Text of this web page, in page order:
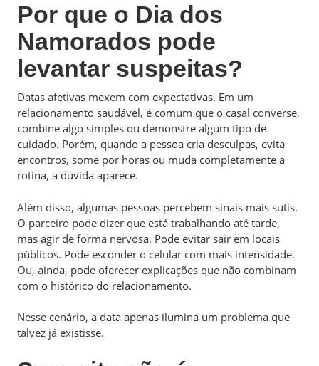
Por que o Dia dos
Namorados pode
levantar suspeitas?
Datas afetivas mexem com expectativas. Em um
relacionamento saudável, é comum que o casal converse,
combine algo simples ou demonstre algum tipo de
cuidado. Porém, quando a pessoa cria desculpas, evita
encontros, some por horas ou muda completamente a
rotina, a dúvida aparece.
Além disso, algumas pessoas percebem sinais mais sutis.
O parceiro pode dizer que está trabalhando até tarde,
mas agir de forma nervosa. Pode evitar sair em locais
públicos. Pode esconder o celular com mais intensidade.
Ou, ainda, pode oferecer explicações que não combinam
com o histórico do relacionamento.
Nesse cenário, a data apenas ilumina um problema que
talvez já existisse.